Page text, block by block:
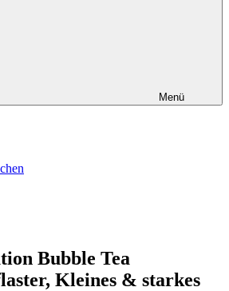
Menü
Bubble Tea
Kleines & starkes